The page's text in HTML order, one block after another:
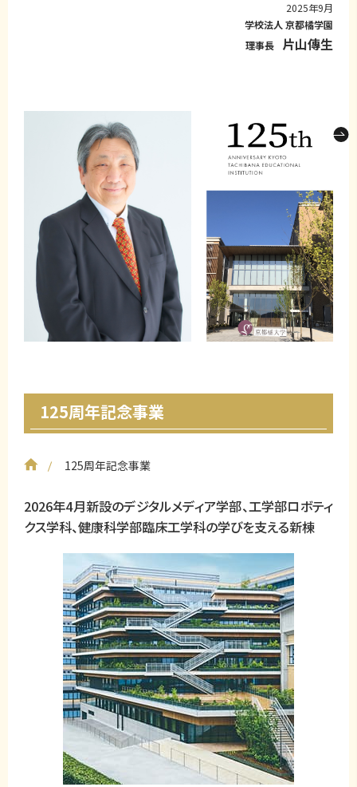
2025年9月
学校法人 京都橘学園
理事長
片山傳生
125周年記念事業
125周年記念事業
2026年4月新設のデジタルメディア学部、工学部ロボティ
クス学科、健康科学部臨床工学科の学びを支える新棟